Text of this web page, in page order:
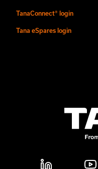
TanaConnect® login
Tana eSpares login